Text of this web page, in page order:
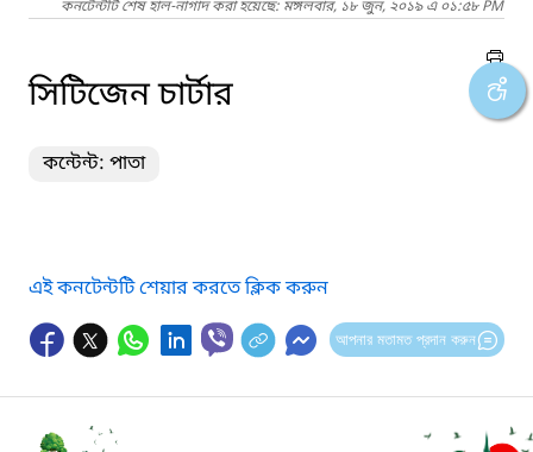
কনটেন্টটি শেষ হাল-নাগাদ করা হয়েছে: মঙ্গলবার, ১৮ জুন, ২০১৯ এ ০১:৫৮ PM
সিটিজেন চার্টার
কন্টেন্ট: পাতা
এই কনটেন্টটি শেয়ার করতে ক্লিক করুন
আপনার মতামত প্রদান করুন